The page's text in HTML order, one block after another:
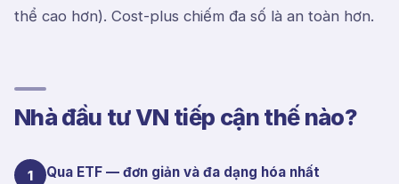
thể cao hơn). Cost-plus chiếm đa số là an toàn hơn.
Nhà đầu tư VN tiếp cận thế nào?
1 Qua ETF — đơn giản và đa dạng hóa nhất